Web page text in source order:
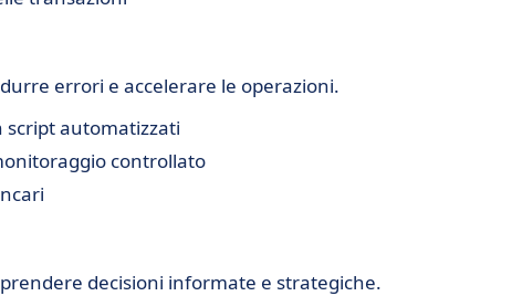
errori e accelerare le operazioni.
script automatizzati
controllato
decisioni informate e strategiche.